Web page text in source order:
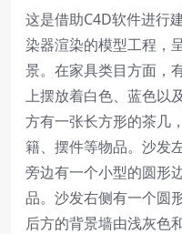
这是借助C4D软件进行
染器渲染的模型工程，
景。在家具类目方面，
上摆放着白色、蓝色以
方有一张长方形的茶几
籍、摆件等物品。沙发
旁边有一个小型的圆形
品。沙发右侧有一个圆
后方的背景墙由浅灰色